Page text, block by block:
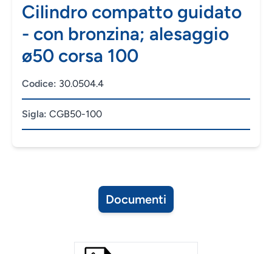
Cilindro compatto guidato
- con bronzina; alesaggio
ø50 corsa 100
Codice: 30.0504.4
Sigla: CGB50-100
Documenti